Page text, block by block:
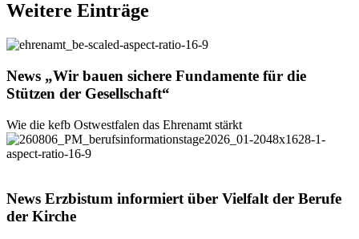
Weitere Einträge
News „Wir bauen sichere Fundamente für die
Stützen der Gesellschaft“
Wie die kefb Ostwestfalen das Ehrenamt stärkt
News Erzbistum informiertüber Vielfaltder Berufe
der Kirche